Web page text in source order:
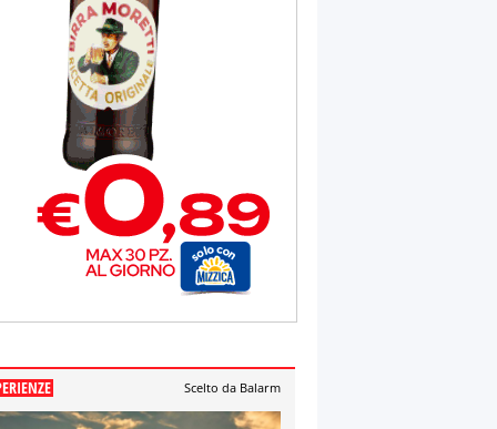
Scelto da Balarm